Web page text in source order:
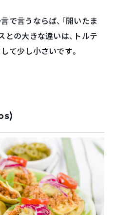
で言うならば、「開いたま
との大きな違いは、トルテ
て少し小さいです。